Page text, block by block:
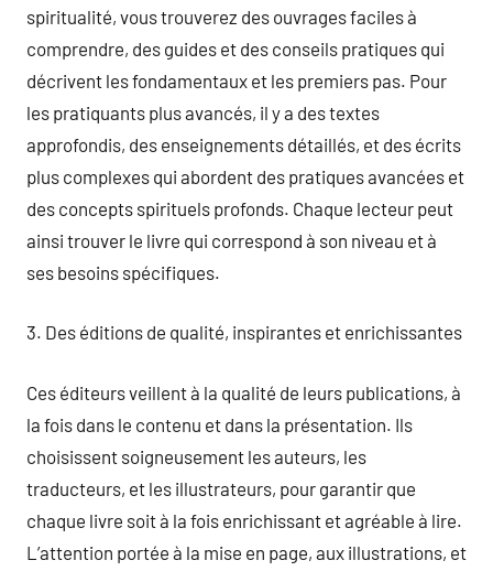
spiritualité, vous trouverez des ouvrages faciles à
comprendre, des guides et des conseils pratiques qui
décrivent les fondamentaux et les premiers pas. Pour
les pratiquants plus avancés, il y a des textes
approfondis, des enseignements détaillés, et des écrits
plus complexes qui abordent des pratiques avancées et
des concepts spirituels profonds. Chaque lecteur peut
ainsi trouver le livre qui correspond à son niveau et à
ses besoins spécifiques.
3. Des éditions de qualité, inspirantes et enrichissantes
Ces éditeurs veillent à la qualité de leurs publications, à
la fois dans le contenu et dans la présentation. Ils
choisissent soigneusement les auteurs, les
traducteurs, et les illustrateurs, pour garantir que
chaque livre soit à la fois enrichissant et agréable à lire.
L’attention portée à la mise en page, aux illustrations, et